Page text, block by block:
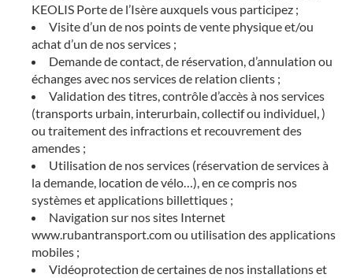
KEOLIS Porte de l’Isère auxquels vous participez ;
Visite d’un de nos points de vente physique et/ou
achat d’un de nos services ;
Demande de contact, de réservation, d’annulation ou
échanges avec nos services de relation clients ;
Validation des titres, contrôle d’accès à nos services
(transports urbain, interurbain, collectif ou individuel, )
ou traitement des infractions et recouvrement des
amendes ;
Utilisation de nos services (réservation de services à
la demande, location de vélo…), en ce compris nos
systèmes et applications billettiques ;
Navigation sur nos sites Internet
www.rubantransport.com ou utilisation des applications
mobiles ;
Vidéoprotection de certaines de nos installations et